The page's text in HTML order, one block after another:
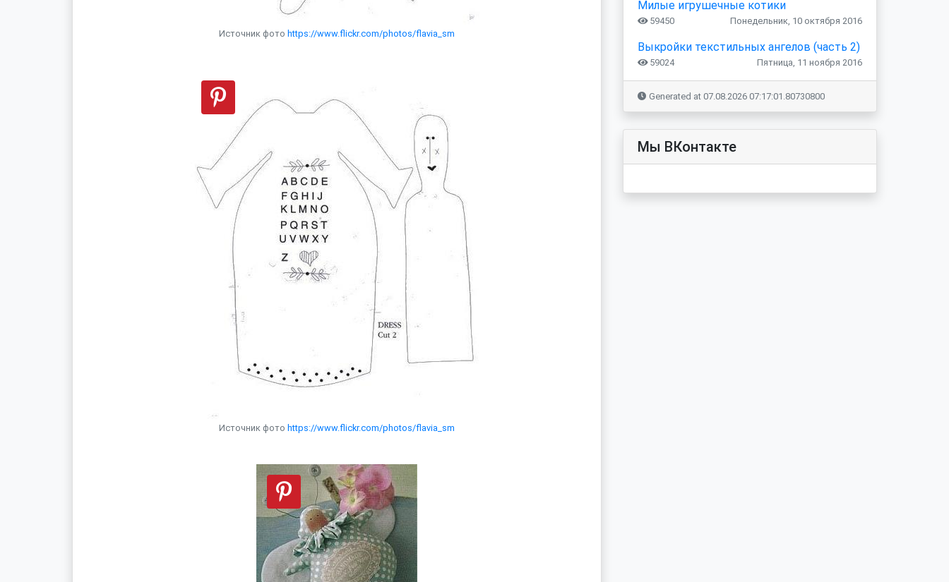
Источник фото https://www.flickr.com/photos/flavia_sm
Источник фото https://www.flickr.com/photos/flavia_sm
Милые игрушечные котики
59450 Понедельник, 10 октября 2016
Выкройки текстильных ангелов (часть 2)
59024 Пятница, 11 ноября 2016
Generated at 07.08.2026 07:17:01.80730800
Мы ВКонтакте